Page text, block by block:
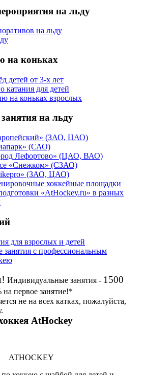
на льду
на льду
на коньках
детей от 3-х лет
катания для детей
на коньках взрослых
на льду
(ЗАО, ЦАО)
(САО)
Лефортово» (ЦАО, ВАО)
«Снежком» (СЗАО)
(ЗАО, ЦАО)
хоккейные площадки
«AtHockey.ru» в разных
для взрослых и детей
с профессиональным
Индивидуальные занятия - 1500
на первое занятие!*
не на всех катках, пожалуйста,
AtHockey
ATHOCKEY